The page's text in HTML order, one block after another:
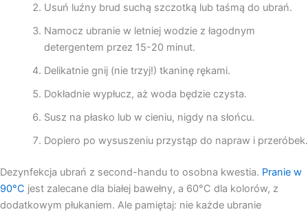
Usuń luźny brud suchą szczotką lub taśmą do ubrań.
Namocz ubranie w letniej wodzie z łagodnym
detergentem przez 15-20 minut.
Delikatnie gnij (nie trzyj!) tkaninę rękami.
Dokładnie wypłucz, aż woda będzie czysta.
Susz na płasko lub w cieniu, nigdy na słońcu.
Dopiero po wysuszeniu przystąp do napraw i przeróbek.
Dezynfekcja ubrań z second-handu to osobna kwestia. Pranie w
90°C jest zalecane dla białej bawełny, a 60°C dla kolorów, z
dodatkowym płukaniem. Ale pamiętaj: nie każde ubranie